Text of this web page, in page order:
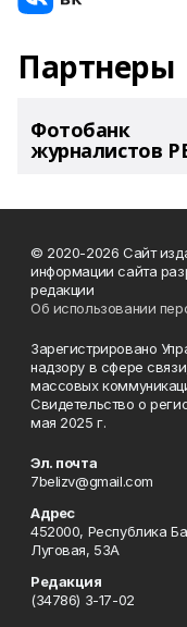
Партнеры
Фотобанк
журналистов
© 2020-2026 Сайт
информации сайта
редакции
Об использовании
Зарегистрировано
надзору в сфере
массовых
Свидетельство о
мая 2025 г.
Эл. почта
7belizv@gmail.com
Адрес
452000, Республика
Луговая, 53А
Редакция
(34786) 3-17-02